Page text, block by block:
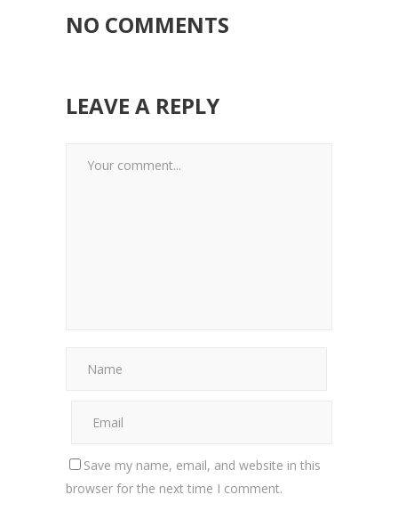
NO COMMENTS
LEAVE A REPLY
Save my name, email, and website in this
browser for the next time I comment.